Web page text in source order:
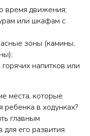
время движения;
или шкафам с
зоны (камины,
напитков или
места, которые
ребенка в ходунках?
главным
его развития.